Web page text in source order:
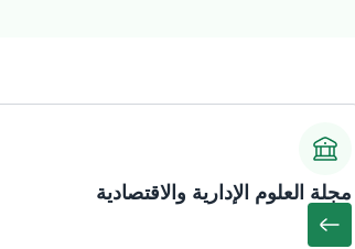
مجلة العلوم الإدارية والاقتصادية